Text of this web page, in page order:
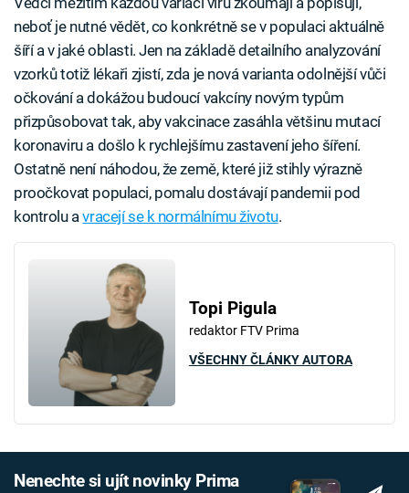
neboť je nutné vědět, co konkrétně se v populaci aktuálně
šíří a v jaké oblasti. Jen na základě detailního analyzování
vzorků totiž lékaři zjistí, zda je nová varianta odolnější vůči
očkování a dokážou budoucí vakcíny novým typům
přizpůsobovat tak, aby vakcinace zasáhla většinu mutací
koronaviru a došlo k rychlejšímu zastavení jeho šíření.
Ostatně není náhodou, že země, které již stihly výrazně
proočkovat populaci, pomalu dostávají pandemii pod
kontrolu avracejí se k normálnímu životu.
Topi Pigula
redaktor FTV Prima
VŠECHNY ČLÁNKY AUTORA
Nenechte si ujít novinky Prima